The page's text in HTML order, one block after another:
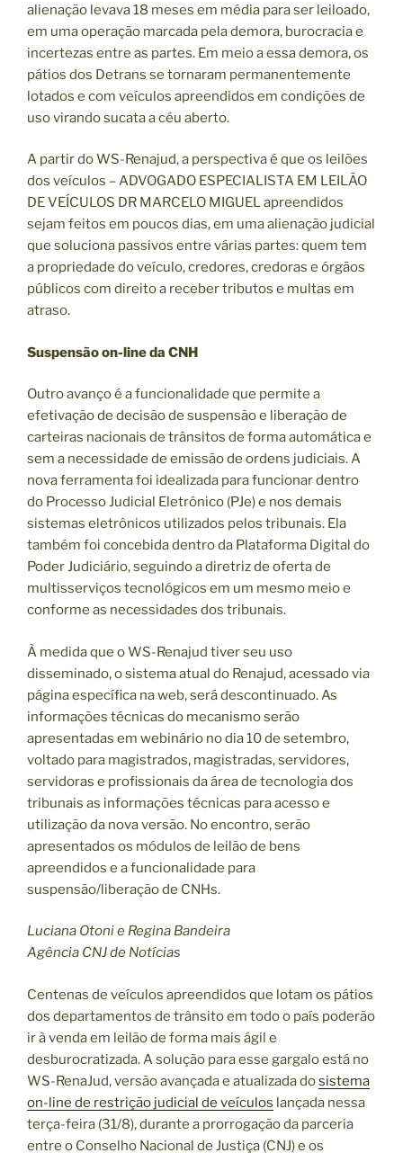
alienação levava 18 meses em média para ser leiloado,
em uma operação marcada pela demora, burocracia e
incertezas entre as partes. Em meio a essa demora, os
pátios dos Detrans se tornaram permanentemente
lotados e com veículos apreendidos em condições de
uso virando sucata a céu aberto.
A partir do WS-Renajud, a perspectiva é que os leilões
dos veículos – ADVOGADO ESPECIALISTA EM LEILÃO
DE VEÍCULOS DR MARCELO MIGUEL apreendidos
sejam feitos em poucos dias, em uma alienação judicial
que soluciona passivos entre várias partes: quem tem
a propriedade do veículo, credores, credoras e órgãos
públicos com direito a receber tributos e multas em
atraso.
Suspensão on-line da CNH
Outro avanço é a funcionalidade que permite a
efetivação de decisão de suspensão e liberação de
carteiras nacionais de trânsitos de forma automática e
sem a necessidade de emissão de ordens judiciais. A
nova ferramenta foi idealizada para funcionar dentro
do Processo Judicial Eletrônico (PJe) e nos demais
sistemas eletrônicos utilizados pelos tribunais. Ela
também foi concebida dentro da Plataforma Digital do
Poder Judiciário, seguindo a diretriz de oferta de
multisserviços tecnológicos em um mesmo meio e
conforme as necessidades dos tribunais.
À medida que o WS-Renajud tiver seu uso
disseminado, o sistema atual do Renajud, acessado via
página específica na web, será descontinuado. As
informações técnicas do mecanismo serão
apresentadas em webinário no dia 10 de setembro,
voltado para magistrados, magistradas, servidores,
servidoras e profissionais da área de tecnologia dos
tribunais as informações técnicas para acesso e
utilização da nova versão. No encontro, serão
apresentados os módulos de leilão de bens
apreendidos e a funcionalidade para
suspensão/liberação de CNHs.
Luciana Otoni e Regina Bandeira
Agência CNJ de Notícias
Centenas de veículos apreendidos que lotam os pátios
dos departamentos de trânsito em todo o país poderão
ir à venda em leilão de forma mais ágil e
desburocratizada. A solução para esse gargalo está no
WS-RenaJud, versão avançada e atualizada dosistema
on-line de restrição judicial de veículos lançada nessa
terça-feira (31/8), durante a prorrogação da parceria
entre o Conselho Nacional de Justiça (CNJ) e os